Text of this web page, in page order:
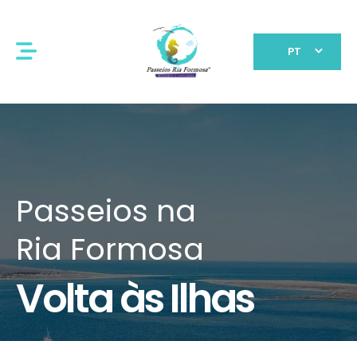
PT
de Água
Observação
de Golfinhos